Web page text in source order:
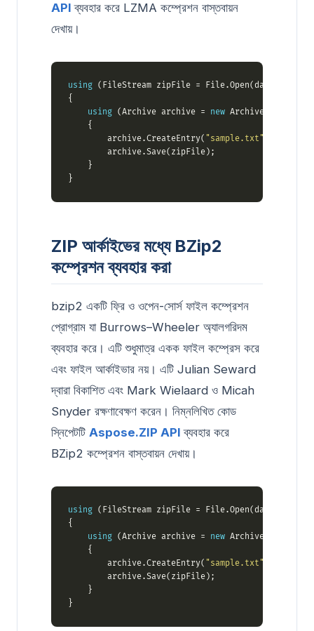
API ব্যবহার করে LZMA কম্প্রেশন বাস্তবায়ন
দেখায়।
using (FileStream zipFile = File.Open(dataDir +
using (Archive archive = new Archive(
        archive.CreateEntry(
"sample.txt"
ZIP আর্কাইভের মধ্যে BZip2
কম্প্রেশন ব্যবহার করা
bzip2 একটি ফ্রি ও ওপেন-সোর্স ফাইল কম্প্রেশন
প্রোগ্রাম যা Burrows–Wheeler অ্যালগরিদম
ব্যবহার করে। এটি শুধুমাত্র একক ফাইল কম্প্রেস করে
এবং ফাইল আর্কাইভার নয়। এটি Julian Seward
দ্বারা বিকাশিত এবং Mark Wielaard ও Micah
Snyder রক্ষণাবেক্ষণ করেন। নিম্নলিখিত কোড
স্নিপেটটি Aspose.ZIP API ব্যবহার করে
BZip2 কম্প্রেশন বাস্তবায়ন দেখায়।
using (FileStream zipFile = File.Open(dataDir +
using (Archive archive = new Archive(
        archive.CreateEntry(
"sample.txt"